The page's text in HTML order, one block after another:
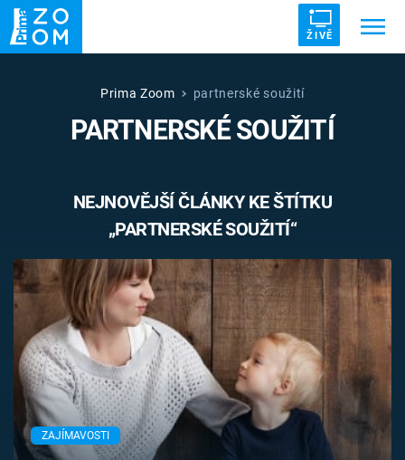
ŽIVĚ
ZRÁDCI UFO DRUHÁ SVĚTOVÁ VÁLKA
VETŘELCI DÁVNOVĚKU
Témata
Pořady
TV Program
Časopis
Prima Zoom partnerské soužití
PARTNERSKÉ SOUŽITÍ
NEJNOVĚJŠÍ ČLÁNKY KE ŠTÍTKU
„PARTNERSKÉ SOUŽITÍ“
ZAJÍMAVOSTI